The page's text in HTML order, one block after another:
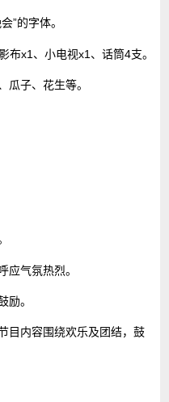
”的字体。
布x1、小电视x1、话筒4支。
瓜子、花生等。
应气氛热烈。
。
目内容围绕欢乐及团结，鼓